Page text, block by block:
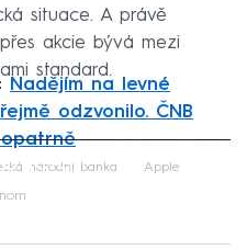
situace. A právě
akcie bývá mezi
standard.
Nadějím na levné
odzvonilo. ČNB
fetch
národní banka Apple